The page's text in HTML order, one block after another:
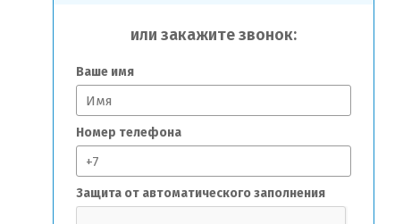
или закажите звонок:
Ваше имя
Номер телефона
Защита от автоматического заполнения